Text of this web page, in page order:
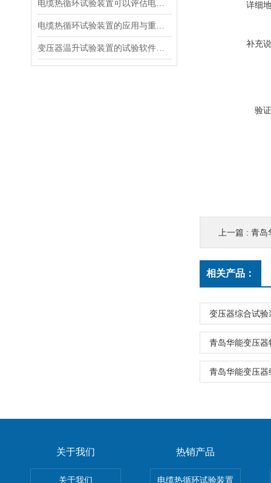
详细
补充
验
上一篇 : 青岛
相关产品：
变压器综合试
青岛华能变压
青岛华能变压
关于我们
关于我们
热销产品
电缆热循环试验装置